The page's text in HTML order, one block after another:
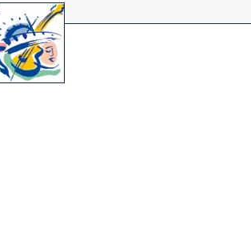
(Öffnet
in